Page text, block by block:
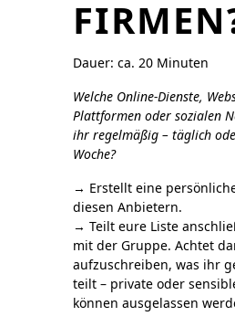
Dauer: ca. 20 Minuten
Welche Online-Dienste,
Plattformen oder sozialen
ihr regelmäßig – täglich
Woche?
→ Erstellt eine
diesen Anbietern.
→ Teilt eure Liste
mit der Gruppe. Achtet
aufzuschreiben, was ihr
teilt – private oder
können ausgelassen